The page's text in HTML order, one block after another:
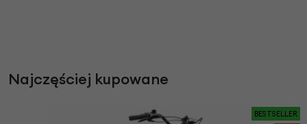
Najczęściej kupowane
BESTSELLER